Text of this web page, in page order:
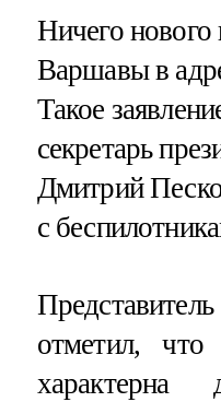
Ничего нового
Варшавы в
Такое
секретарь
Дмитрий
с
отметил,
характерна